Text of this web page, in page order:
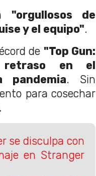
"orgullosos de
y el equipo".
de "Top Gun:
retraso en el
pandemia. Sin
para cosechar
se disculpa con
en Stranger